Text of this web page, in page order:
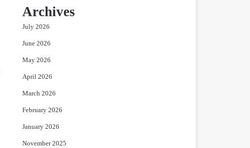
Archives
July 2026
June 2026
May 2026
April 2026
March 2026
February 2026
January 2026
November 2025